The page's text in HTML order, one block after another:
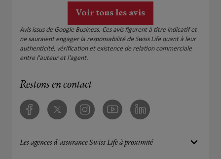
Voir tous les avis
Avis issus de Google Business. Ces avis figurent à titre indicatif et
ne sauraient engager la responsabilité de Swiss Life quant à leur
authenticité, vérification et existence de relation commerciale
entre l'auteur et l'agent.
Restons en contact
FacebookTwitter InstagramYoutube Linkedin
Les agences d'assurance Swiss Life à proximité